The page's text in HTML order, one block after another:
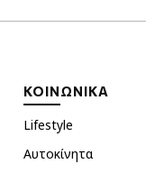
ΚΟΙΝΩΝΙΚΑ
Lifestyle
Αυτοκίνητα